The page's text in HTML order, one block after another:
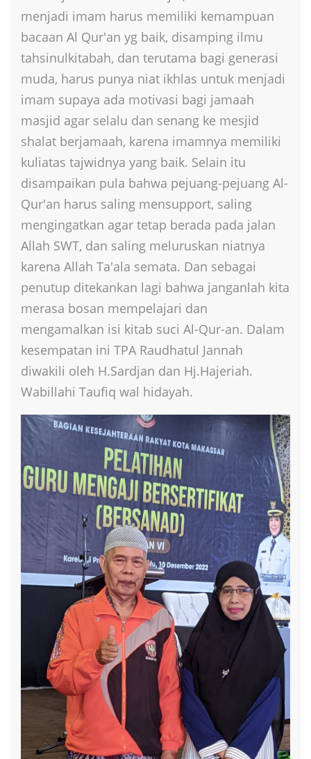
menjadi imam harus memiliki kemampuan
bacaan Al Qur'an yg baik, disamping ilmu
tahsinulkitabah, dan terutama bagi generasi
muda, harus punya niat ikhlas untuk menjadi
imam supaya ada motivasi bagi jamaah
masjid agar selalu dan senang ke mesjid
shalat berjamaah, karena imamnya memiliki
kuliatas tajwidnya yang baik. Selain itu
disampaikan pula bahwa pejuang-pejuang Al-
Qur'an harus saling mensupport, saling
mengingatkan agar tetap berada pada jalan
Allah SWT, dan saling meluruskan niatnya
karena Allah Ta'ala semata. Dan sebagai
penutup ditekankan lagi bahwa janganlah kita
merasa bosan mempelajari dan
mengamalkan isi kitab suci Al-Qur-an. Dalam
kesempatan ini TPA Raudhatul Jannah
diwakili oleh H.Sardjan dan Hj.Hajeriah.
Wabillahi Taufiq wal hidayah.